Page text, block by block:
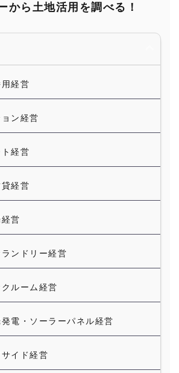
から土地活用を調べる！
経営
ン経営
経営
貸経営
営
ランドリー経営
クルーム経営
発電・ソーラーパネル経営
サイド経営